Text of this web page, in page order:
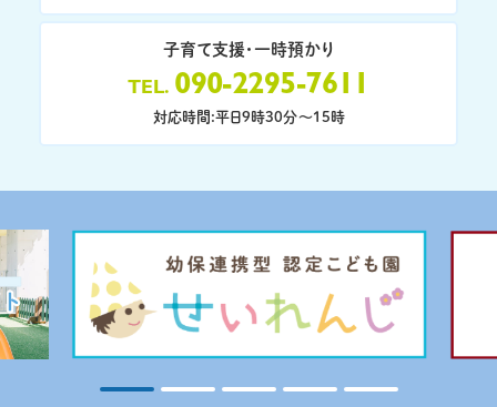
子育て支援・一時預かり
TEL 090-2295-7611
対応時間:平日9時30分〜15時